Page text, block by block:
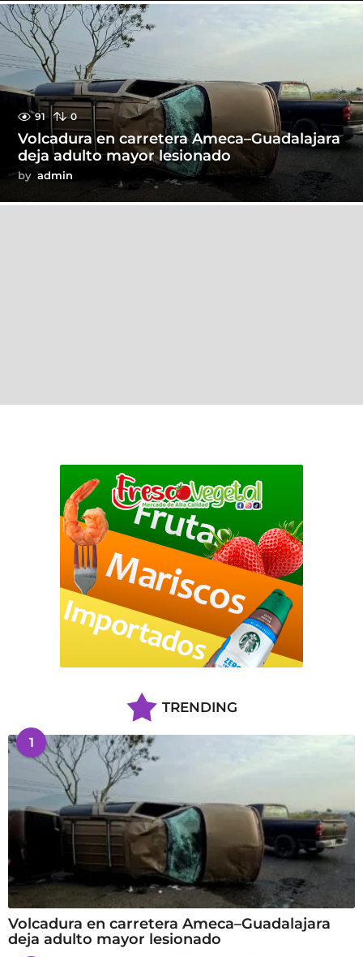
91 0
Volcadura en carretera Ameca–Guadalajara
deja adulto mayor lesionado
by admin
TRENDING
1
Volcadura en carretera Ameca–Guadalajara
deja adulto mayor lesionado